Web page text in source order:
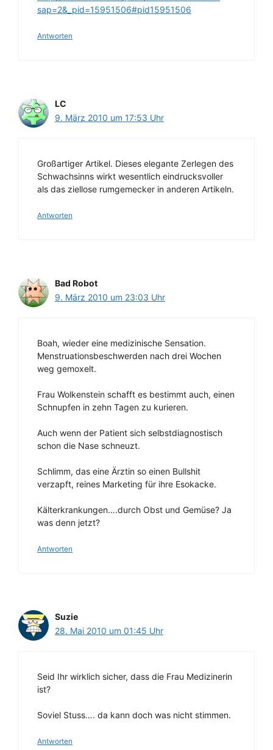
sap=2&_pid=15951506#pid15951506
Antworten
LC
9. März 2010 um 17:53 Uhr
Großartiger Artikel. Dieses elegante Zerlegen des
Schwachsinns wirkt wesentlich eindrucksvoller
als das ziellose rumgemecker in anderen Artikeln.
Antworten
Bad Robot
9. März 2010 um 23:03 Uhr
Boah, wieder eine medizinische Sensation.
Menstruationsbeschwerden nach drei Wochen
weg gemoxelt.
Frau Wolkenstein schafft es bestimmt auch, einen
Schnupfen in zehn Tagen zu kurieren.
Auch wenn der Patient sich selbstdiagnostisch
schon die Nase schneuzt.
Schlimm, das eine Ärztin so einen Bullshit
verzapft, reines Marketing für ihre Esokacke.
Kälterkrankungen….durch Obst und Gemüse? Ja
was denn jetzt?
Antworten
Suzie
28. Mai 2010 um 01:45 Uhr
Seid Ihr wirklich sicher, dass die Frau Medizinerin
ist?
Soviel Stuss…. da kann doch was nicht stimmen.
Antworten